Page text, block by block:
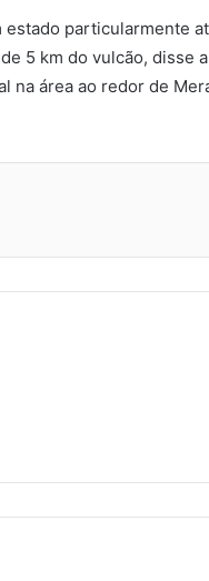
particularmente
5 km do vulcão, disse
área ao redor de